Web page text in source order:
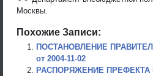
Москвы.
Похожие Записи:
ПОСТАНОВЛЕНИЕ
от 2004-11-02
РАСПОРЯЖЕНИЕ ПРЕФЕКТА